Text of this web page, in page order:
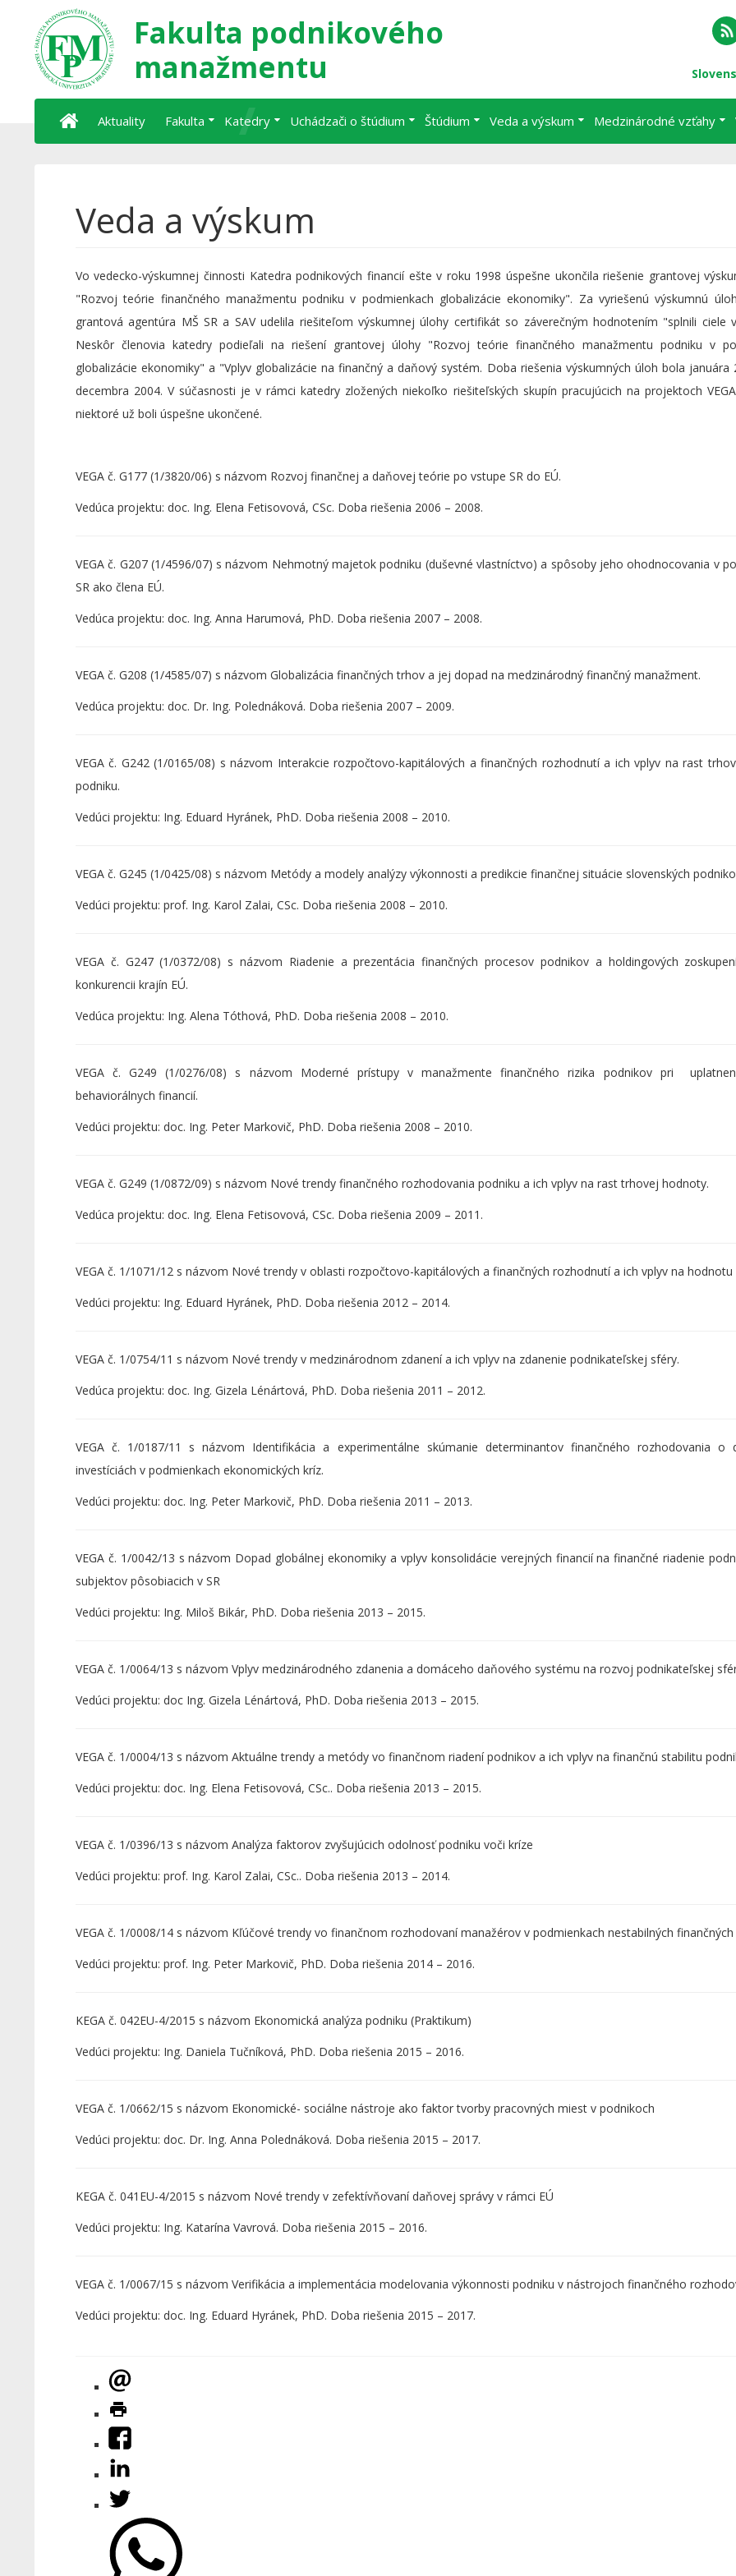
Fakulta podnikového
manažmentu
Aktuality Fakulta Katedry Uchádzači o štúdium Štúdium Veda a výskum Medzinárodné vzťahy
Veda a výskum
Vo vedecko-výskumnej činnosti Katedra podnikových financií ešte v roku 1998 úspešne ukončila riešenie grantovej
"Rozvoj teórie finančného manažmentu podniku v podmienkach globalizácie ekonomiky". Za vyriešenú výskumnú
grantová agentúra MŠ SR a SAV udelila riešiteľom výskumnej úlohy certifikát so záverečným hodnotením "splnili ciele
Neskôr členovia katedry podieľali na riešení grantovej úlohy "Rozvoj teórie finančného manažmentu podniku v
globalizácie ekonomiky" a "Vplyv globalizácie na finančný a daňový systém. Doba riešenia výskumných úloh bola januára
decembra 2004. V súčasnosti je v rámci katedry zložených niekoľko riešiteľských skupín pracujúcich na projektoch
niektoré už boli úspešne ukončené.
VEGA č. G177 (1/3820/06) s názvom Rozvoj finančnej a daňovej teórie po vstupe SR do EÚ.
Vedúca projektu: doc. Ing. Elena Fetisovová, CSc. Doba riešenia 2006 – 2008.
VEGA č. G207 (1/4596/07) s názvom Nehmotný majetok podniku (duševné vlastníctvo) a spôsoby jeho ohodnocovania v
SR ako člena EÚ.
Vedúca projektu: doc. Ing. Anna Harumová, PhD. Doba riešenia 2007 – 2008.
VEGA č. G208 (1/4585/07) s názvom Globalizácia finančných trhov a jej dopad na medzinárodný finančný manažment.
Vedúca projektu: doc. Dr. Ing. Polednáková. Doba riešenia 2007 – 2009.
VEGA č. G242 (1/0165/08) s názvom Interakcie rozpočtovo-kapitálových a finančných rozhodnutí a ich vplyv na rast
podniku.
Vedúci projektu: Ing. Eduard Hyránek, PhD. Doba riešenia 2008 – 2010.
VEGA č. G245 (1/0425/08) s názvom Metódy a modely analýzy výkonnosti a predikcie finančnej situácie slovenských
Vedúci projektu: prof. Ing. Karol Zalai, CSc. Doba riešenia 2008 – 2010.
VEGA č. G247 (1/0372/08) s názvom Riadenie a prezentácia finančných procesov podnikov a holdingových
konkurencii krajín EÚ.
Vedúca projektu: Ing. Alena Tóthová, PhD. Doba riešenia 2008 – 2010.
VEGA č. G249 (1/0276/08) s názvom Moderné prístupy v manažmente finančného rizika podnikov pri
behaviorálnych financií.
Vedúci projektu: doc. Ing. Peter Markovič, PhD. Doba riešenia 2008 – 2010.
VEGA č. G249 (1/0872/09) s názvom Nové trendy finančného rozhodovania podniku a ich vplyv na rast trhovej hodnoty.
Vedúca projektu: doc. Ing. Elena Fetisovová, CSc. Doba riešenia 2009 – 2011.
VEGA č. 1/1071/12 s názvom Nové trendy v oblasti rozpočtovo-kapitálových a finančných rozhodnutí a ich vplyv na hodnotu
Vedúci projektu: Ing. Eduard Hyránek, PhD. Doba riešenia 2012 – 2014.
VEGA č. 1/0754/11 s názvom Nové trendy v medzinárodnom zdanení a ich vplyv na zdanenie podnikateľskej sféry.
Vedúca projektu: doc. Ing. Gizela Lénártová, PhD. Doba riešenia 2011 – 2012.
VEGA č. 1/0187/11 s názvom Identifikácia a experimentálne skúmanie determinantov finančného rozhodovania o
investíciách v podmienkach ekonomických kríz.
Vedúci projektu: doc. Ing. Peter Markovič, PhD. Doba riešenia 2011 – 2013.
VEGA č. 1/0042/13 s názvom Dopad globálnej ekonomiky a vplyv konsolidácie verejných financií na finančné riadenie
subjektov pôsobiacich v SR
Vedúci projektu: Ing. Miloš Bikár, PhD. Doba riešenia 2013 – 2015.
VEGA č. 1/0064/13 s názvom Vplyv medzinárodného zdanenia a domáceho daňového systému na rozvoj podnikateľskej
Vedúci projektu: doc Ing. Gizela Lénártová, PhD. Doba riešenia 2013 – 2015.
VEGA č. 1/0004/13 s názvom Aktuálne trendy a metódy vo finančnom riadení podnikov a ich vplyv na finančnú stabilitu
Vedúci projektu: doc. Ing. Elena Fetisovová, CSc.. Doba riešenia 2013 – 2015.
VEGA č. 1/0396/13 s názvom Analýza faktorov zvyšujúcich odolnosť podniku voči kríze
Vedúci projektu: prof. Ing. Karol Zalai, CSc.. Doba riešenia 2013 – 2014.
VEGA č. 1/0008/14 s názvom Kľúčové trendy vo finančnom rozhodovaní manažérov v podmienkach nestabilných
Vedúci projektu: prof. Ing. Peter Markovič, PhD. Doba riešenia 2014 – 2016.
KEGA č. 042EU-4/2015 s názvom Ekonomická analýza podniku (Praktikum)
Vedúci projektu: Ing. Daniela Tučníková, PhD. Doba riešenia 2015 – 2016.
VEGA č. 1/0662/15 s názvom Ekonomické- sociálne nástroje ako faktor tvorby pracovných miest v podnikoch
Vedúci projektu: doc. Dr. Ing. Anna Polednáková. Doba riešenia 2015 – 2017.
KEGA č. 041EU-4/2015 s názvom Nové trendy v zefektívňovaní daňovej správy v rámci EÚ
Vedúci projektu: Ing. Katarína Vavrová. Doba riešenia 2015 – 2016.
VEGA č. 1/0067/15 s názvom Verifikácia a implementácia modelovania výkonnosti podniku v nástrojoch finančného
Vedúci projektu: doc. Ing. Eduard Hyránek, PhD. Doba riešenia 2015 – 2017.